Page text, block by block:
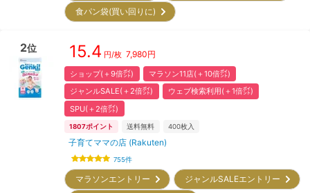
食パン袋(買い回りに)
2位 15.4 円/枚 7,980円
ショップ(＋9倍㌽)
マラソン11店(＋10倍㌽)
ジャンルSALE(＋2倍㌽)
ウェブ検索利用(＋1倍㌽)
SPU(＋2倍㌽)
1807ポイント 送料無料 400枚入
子育てママの店 (Rakuten)
755件
マラソンエントリー
ジャンルSALEエントリー